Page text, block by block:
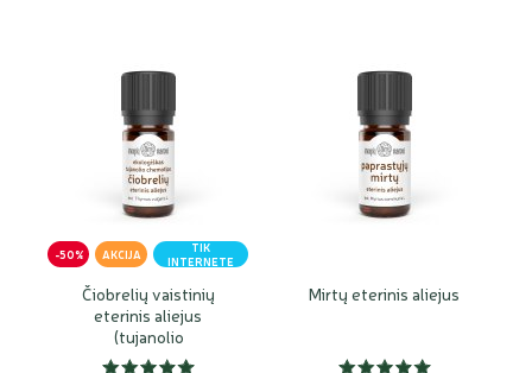
-50% AKCIJA
TIK
INTERNETE
Čiobrelių vaistinių
eterinis aliejus
(tujanolio
chemotipas)
Mirtų eterinis aliejus